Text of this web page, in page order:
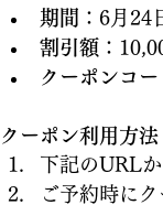
期間 ：6月24
割引額 ：
クーポンコー
クーポン利用方法
下記のURL
ご予約時に